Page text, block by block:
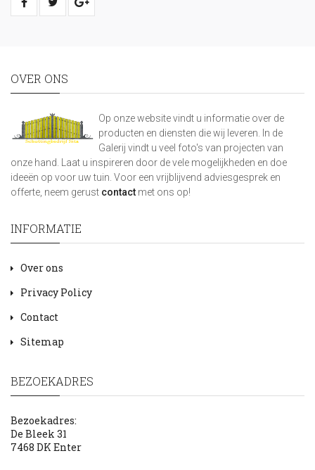
OVER ONS
Op onze website vindt u informatie over de
producten en diensten die wij leveren. In de
Galerij vindt u veel foto's van projecten van
onze hand. Laat u inspireren door de vele mogelijkheden en doe
ideeën op voor uw tuin. Voor een vrijblijvend adviesgesprek en
offerte, neem gerust contact met ons op!
INFORMATIE
Over ons
Privacy Policy
Contact
Sitemap
BEZOEKADRES
Bezoekadres:
De Bleek 31
7468 DK Enter